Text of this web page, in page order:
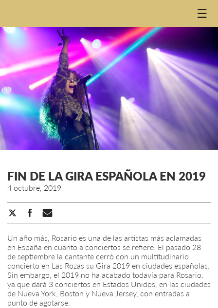
☰
FIN DE LA GIRA ESPAÑOLA EN 2019
4 octubre, 2019
Un año más, Rosario es una de las artistas más aclamadas
en España en cuanto a conciertos se refiere. El pasado 28
de septiembre la cantante cerró con un multitudinario
concierto en Las Rozas su Gira 2019 en ciudades españolas.
Sin embargo, el 2019 no ha acabado todavía para Rosario,
ya que dará 3 conciertos en Estados Unidos, en las ciudades
de Nueva York, Boston y Nueva Jersey, con entradas a
punto de agotarse.